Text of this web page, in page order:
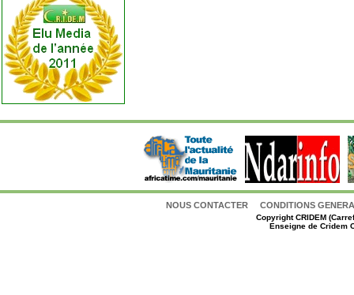
NOUS CONTACTER CONDITIONS
CopyrightCRIDEM
Enseigne de Cridem